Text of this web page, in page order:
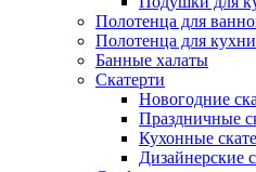
Полотенца для
Полотенца для кухни
Банные халаты
Скатерти
Новогодние
Праздничные
Кухонные
Дизайнерские